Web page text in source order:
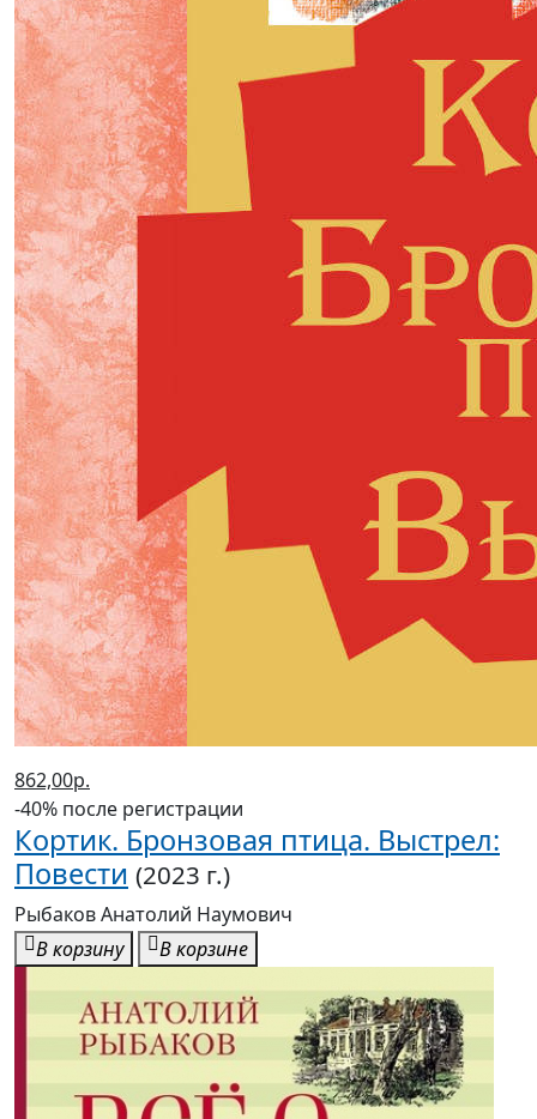
862,00р.
-40% после регистрации
Кортик. Бронзовая птица. Выстрел:
Повести (2023 г.)
Рыбаков Анатолий Наумович
В корзину
В корзине